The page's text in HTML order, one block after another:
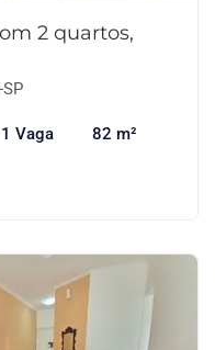
2 quartos,
1 Vaga 82 m²